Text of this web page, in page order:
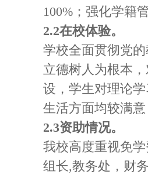
100%；强化学籍
2.2在校体验。
学校全面贯彻党
立德树人为根本
设，学生对理论
生活方面均较满
2.3资助情况。
我校高度重视免
组长,教务处，财